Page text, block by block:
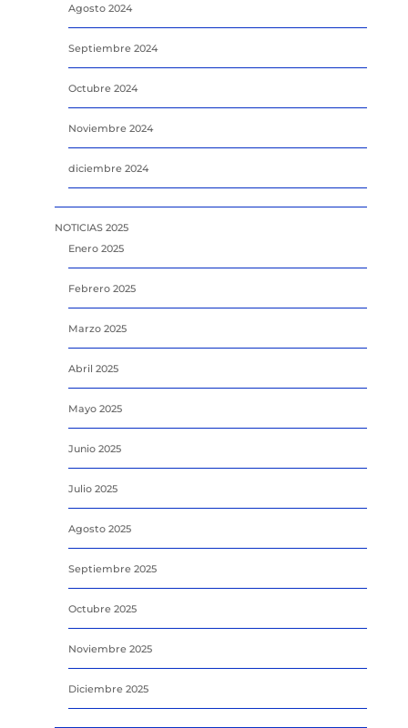
Agosto 2024
Septiembre 2024
Octubre 2024
Noviembre 2024
diciembre 2024
NOTICIAS 2025
Enero 2025
Febrero 2025
Marzo 2025
Abril 2025
Mayo 2025
Junio 2025
Julio 2025
Agosto 2025
Septiembre 2025
Octubre 2025
Noviembre 2025
Diciembre 2025